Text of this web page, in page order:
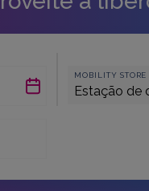
MOBILITY STORE